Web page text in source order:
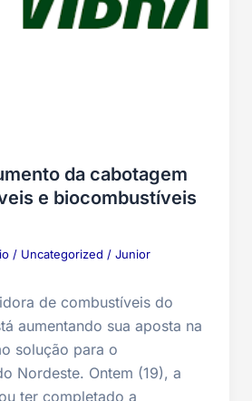
da cabotagem
e biocombustíveis
/ Uncategorized / Junior
de combustíveis do
aumentando sua aposta na
solução para o
Nordeste. Ontem (19), a
ter completado a